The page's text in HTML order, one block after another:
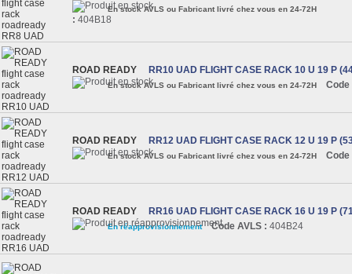
En stock AVLS ou Fabricant livré chez vous en 24-72H
: 404B18
ROAD READY RR10 UAD FLIGHT CASE RACK 10 U 19 P
En stock AVLS ou Fabricant livré chez vous en 24-72H Code
ROAD READY RR12 UAD FLIGHT CASE RACK 12 U 19 P
En stock AVLS ou Fabricant livré chez vous en 24-72H Code
ROAD READY RR16 UAD FLIGHT CASE RACK 16 U 19 P
En réapprovisionnement Code AVLS : 404B24